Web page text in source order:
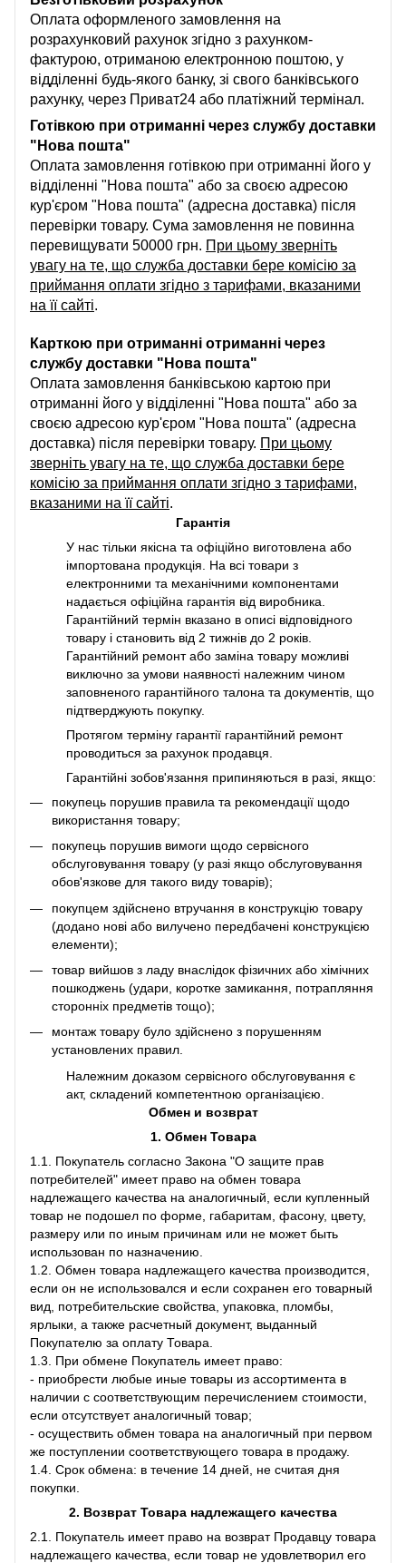
Оплата оформленого замовлення на
розрахунковий рахунок згідно з рахунком-
фактурою, отриманою електронною поштою, у
відділенні будь-якого банку, зі свого банківського
рахунку, через Приват24 або платіжний термінал.
Готівкою при отриманні через службу доставки
"Нова пошта"
Оплата замовлення готівкою при отриманні його у
відділенні "Нова пошта" або за своєю адресою
кур'єром "Нова пошта" (адресна доставка) після
перевірки товару. Сума замовлення не повинна
перевищувати 50000 грн. При цьому зверніть
увагу на те, що служба доставки бере комісію за
приймання оплати згідно з тарифами, вказаними
на її сайті.
Карткою при отриманні отриманні через
службу доставки "Нова пошта"
Оплата замовлення банківською картою при
отриманні його у відділенні "Нова пошта" або за
своєю адресою кур'єром "Нова пошта" (адресна
доставка) після перевірки товару. При цьому
зверніть увагу на те, що служба доставки бере
комісію за приймання оплати згідно з тарифами,
вказаними на її сайті.
Гарантія
У нас тільки якісна та офіційно виготовлена або
імпортована продукція. На всі товари з
електронними та механічними компонентами
надається офіційна гарантія від виробника.
Гарантійний термін вказано в описі відповідного
товару і становить від 2 тижнів до 2 років.
Гарантійний ремонт або заміна товару можливі
виключно за умови наявності належним чином
заповненого гарантійного талона та документів, що
підтверджують покупку.
Протягом терміну гарантії гарантійний ремонт
проводиться за рахунок продавця.
Гарантійні зобов'язання припиняються в разі, якщо:
покупець порушив правила та рекомендації щодо
використання товару;
покупець порушив вимоги щодо сервісного
обслуговування товару (у разі якщо обслуговування
обов'язкове для такого виду товарів);
покупцем здійснено втручання в конструкцію товару
(додано нові або вилучено передбачені конструкцією
елементи);
товар вийшов з ладу внаслідок фізичних або хімічних
пошкоджень (удари, коротке замикання, потрапляння
сторонніх предметів тощо);
монтаж товару було здійснено з порушенням
установлених правил.
Належним доказом сервісного обслуговування є
акт, складений компетентною організацією.
Обмен и возврат
1. Обмен Товара
1.1. Покупатель согласно Закона "О защите прав
потребителей" имеет право на обмен товара
надлежащего качества на аналогичный, если купленный
товар не подошел по форме, габаритам, фасону, цвету,
размеру или по иным причинам или не может быть
использован по назначению.
1.2. Обмен товара надлежащего качества производится,
если он не использовался и если сохранен его товарный
вид, потребительские свойства, упаковка, пломбы,
ярлыки, а также расчетный документ, выданный
Покупателю за оплату Товара.
1.3. При обмене Покупатель имеет право:
- приобрести любые иные товары из ассортимента в
наличии с соответствующим перечислением стоимости,
если отсутствует аналогичный товар;
- осуществить обмен товара на аналогичный при первом
же поступлении соответствующего товара в продажу.
1.4. Срок обмена: в течение 14 дней, не считая дня
покупки.
2. Возврат Товара надлежащего качества
2.1. Покупатель имеет право на возврат Продавцу товара
надлежащего качества, если товар не удовлетворил его